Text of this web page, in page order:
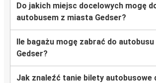
Do jakich miejsc docelowych mogę
autobusem z miasta Gedser?
Ile bagażu mogę zabrać do
Gedser?
Jak znaleźć tanie bilety autobusowe